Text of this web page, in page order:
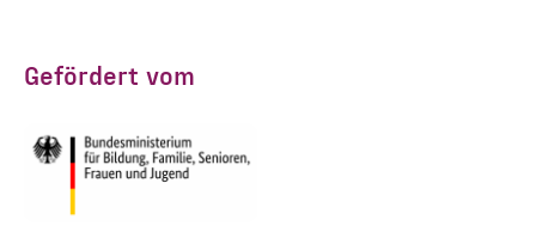
Gefördert vom